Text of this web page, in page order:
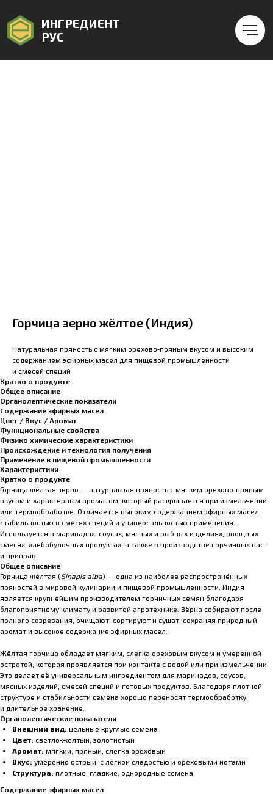
ИНГРЕДИЕНТ
РУС
Горчица зерно жёлтое (Индия)
Натуральная пряность с мягким орехово‑пряным вкусом и высоким
содержанием эфирных масел для пищевой промышленности
и смесей специй
Кратко о продукте
Общее описание
Органолептические показатели
Содержание эфирных масел
Цвет / Вкус / Аромат
Функциональные свойства
Физико химические характеристики
Происхождение и технология получения
Применение в пищевой промышленности
Характеристики.
Кратко о продукте
Горчица жёлтая зерно — натуральная пряность с мягким орехово‑пряным
вкусом и характерным ароматом, который раскрывается при измельчении
или термообработке. Отличается высоким содержанием эфирных масел,
стабильностью в смесях специй и универсальностью применения.
Используется в маринадах, соусах, мясных и рыбных изделиях, овощных
смесях, хлебобулочных продуктах, а также в производстве горчичных паст
и приправ.
Общее описание
Горчица жёлтая ( Sinapis alba) — одна из наиболее распространённых
пряностей в мировой кулинарии и пищевой промышленности. Индия
является крупнейшим производителем горчичных семян благодаря
благоприятному климату и развитой агротехнике. Зёрна собирают после
полного созревания, очищают, сортируют и сушат, сохраняя природный
аромат и высокое содержание эфирных масел.
Жёлтая горчица обладает мягким, слегка ореховым вкусом и умеренной
остротой, которая проявляется при контакте с водой или при измельчении.
Это делает её универсальным ингредиентом для маринадов, соусов,
мясных изделий, смесей специй и готовых продуктов. Благодаря плотной
структуре и стабильности семена хорошо переносят термообработку
и длительное хранение.
Органолептические показатели
Внешний вид: цельные круглые семена
Цвет: светло‑жёлтый, золотистый
Аромат: мягкий, пряный, слегка ореховый
Вкус: умеренно острый, с лёгкой сладостью и ореховыми нотами
Структура: плотные, гладкие, однородные семена
Содержание эфирных масел